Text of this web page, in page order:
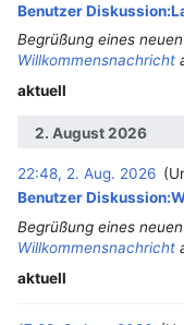
Benutzer
Begrüßung eines
Willkommensnachricht
aktuell
2. August 2026
22:48, 2. Aug. 2026
Benutzer
Begrüßung eines
Willkommensnachricht
aktuell